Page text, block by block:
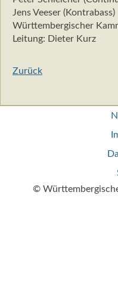
Jens Veeser (Kontrabass)
Württembergischer
Leitung: Dieter Kurz
Zurück
©